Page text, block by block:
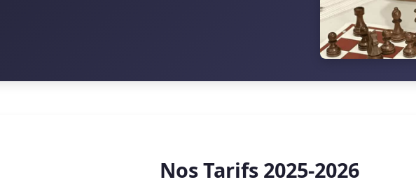
Nos Tarifs 2025-2026